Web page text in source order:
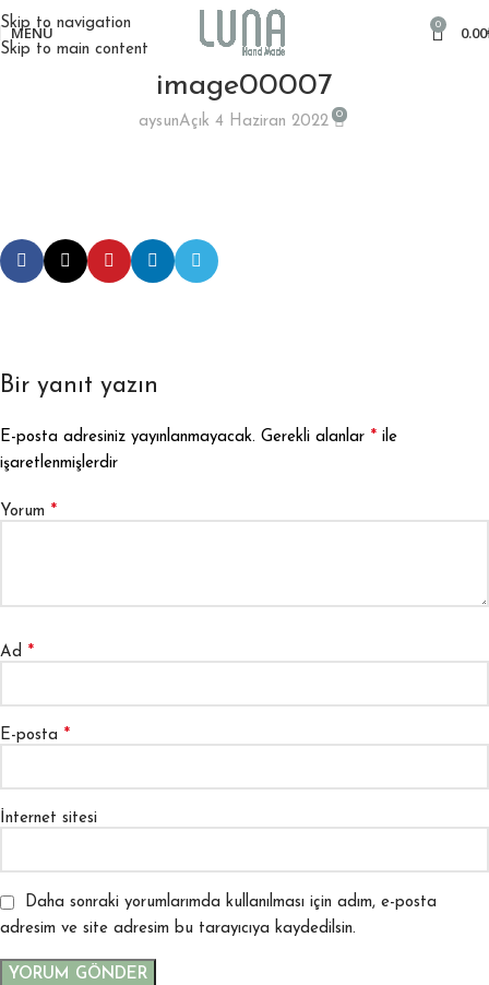
Skip to navigation
Skip to main content
MENÜ 0 0.00
image00007
aysunAçık 4 Haziran 2022 0
Bir yanıt yazın
E-posta adresiniz yayınlanmayacak. Gerekli alanlar * ile
işaretlenmişlerdir
Yorum *
Ad *
E-posta *
İnternet sitesi
Daha sonraki yorumlarımda kullanılması için adım, e-posta
adresim ve site adresim bu tarayıcıya kaydedilsin.